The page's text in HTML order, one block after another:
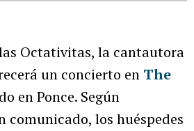
Octativitas, la cantautora
un concierto en The
en Ponce. Según
comunicado, los huéspedes